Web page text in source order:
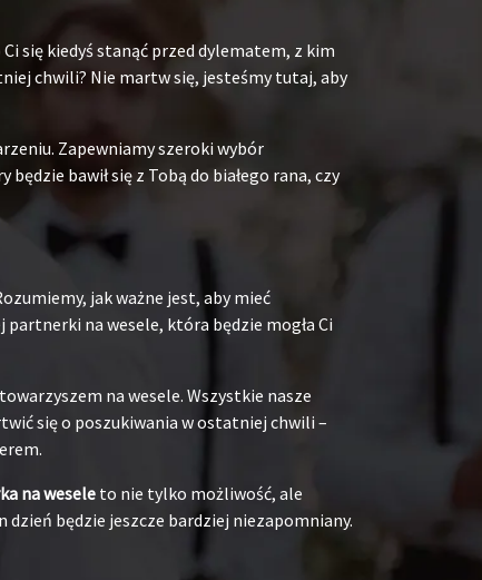
się kiedyś stanąć przed dylematem, z kim
chwili? Nie martw się, jesteśmy tutaj, aby
Zapewniamy szeroki wybór
bawił się z Tobą do białego rana, czy
jak ważne jest, aby mieć
na wesele, która będzie mogła Ci
na wesele. Wszystkie nasze
się o poszukiwania w ostatniej chwili –
na weseleto nie tylko możliwość, ale
będzie jeszcze bardziej niezapomniany.